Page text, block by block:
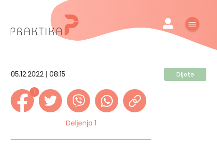
05.12.2022 | 08:15 Dijete
1
Deljenja 1